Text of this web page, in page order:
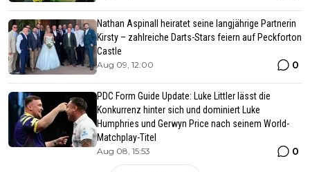
Nathan Aspinall heiratet seine langjährige Partnerin
Kirsty – zahlreiche Darts-Stars feiern auf Peckforton
Castle
Aug 09, 12:00 0
PDC Form Guide Update: Luke Littler lässt die
Konkurrenz hinter sich und dominiert Luke
Humphries und Gerwyn Price nach seinem World-
Matchplay-Titel
Aug 08, 15:53 0